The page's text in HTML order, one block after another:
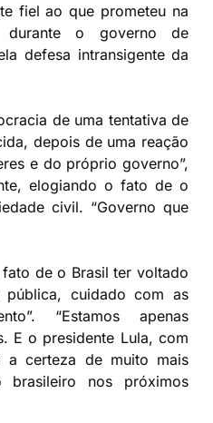
fiel ao que prometeu na
durante o governo de
defesa intransigente da
de uma tentativa de
depois de uma reação
e do próprio governo”,
elogiando o fato de o
civil. “Governo que
de o Brasil ter voltado
cuidado com as
“Estamos apenas
E o presidente Lula, com
a certeza de muito mais
brasileiro nos próximos